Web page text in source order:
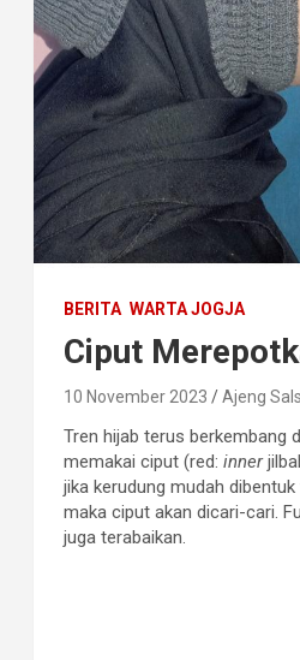
BERITA WARTA JOGJA
Ciput
10 November 2023 Ajeng
Tren hijab terus berkembang
memakai ciput (red:inner
jika kerudung mudah
maka ciput akan dicari-cari.
juga terabaikan.